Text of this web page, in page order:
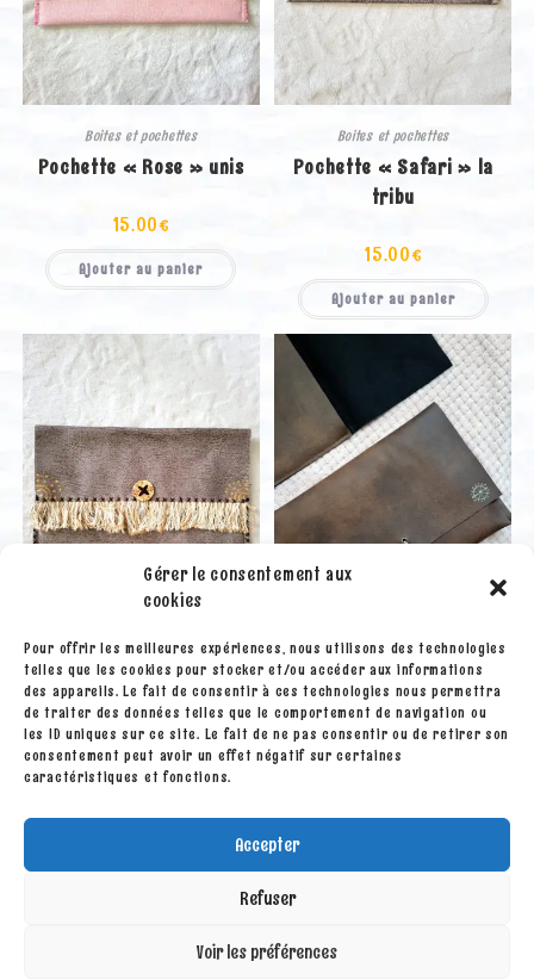
Gérer le consentement aux
cookies
Pour offrir les meilleures expériences, nous utilisons des technologies
telles que les cookies pour stocker et/ou accéder aux informations
des appareils. Le fait de consentir à ces technologies nous permettra
de traiter des données telles que le comportement de navigation ou
les ID uniques sur ce site. Le fait de ne pas consentir ou de retirer son
consentement peut avoir un effet négatif sur certaines
caractéristiques et fonctions.
Accepter
Refuser
Voir les préférences
Boites et pochettes
Pochette « Rose » unis
15.00€
Ajouter au panier
Boites et pochettes
Pochette « Safari » la
tribu
15.00€
Ajouter au panier
Boites et pochettes
Pochette « Safari » tribal
15.00€
Ajouter au panier
Boites et pochettes
Pochette « Nomade »
Ajouter au panier